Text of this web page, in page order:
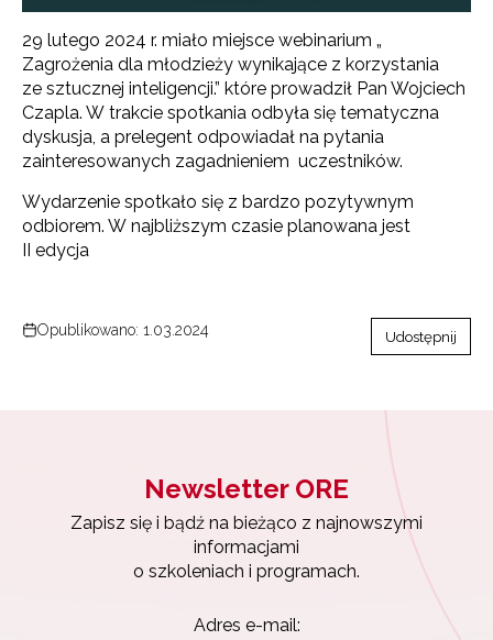
29 lutego 2024 r. miało miejsce webinarium „
Zagrożenia dla młodzieży wynikające z korzystania
ze sztucznej inteligencji.” które prowadził Pan Wojciech
Czapla. W trakcie spotkania odbyła się tematyczna
dyskusja, a prelegent odpowiadał na pytania
zainteresowanych zagadnieniem uczestników.
Wydarzenie spotkało się z bardzo pozytywnym
odbiorem. W najbliższym czasie planowana jest
II edycja
Opublikowano: 1.03.2024 Udostępnij
Newsletter ORE
Zapisz się i bądź na bieżąco z najnowszymi
informacjami
o szkoleniach i programach.
Adres e-mail: